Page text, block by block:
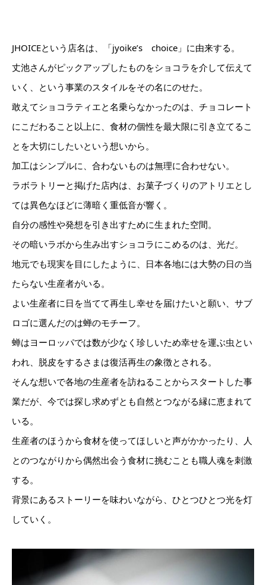
JHOICEという店名は、「jyoike’s choice」に由来する。
丈池さんがピックアップしたものをショコラを介して伝えて
いく、という事業のスタイルをその名にのせた。
敢えてショコラティエと名乗らなかったのは、チョコレート
にこだわること以上に、食材の個性を最大限に引き立てるこ
とを大切にしたいという想いから。
加工はシンプルに、合わないものは無理に合わせない。
ラボラトリーと掲げた店内は、お菓子づくりのアトリエとし
ては異色なほどに薄暗く重低音が響く。
自分の感性や発想を引き出すために生まれた空間。
その暗いラボから生み出すショコラにこめるのは、光だ。
地元でも現実を目にしたように、日本各地には大勢の日の当
たらない生産者がいる。
よい生産者に日を当てて再生し幸せを届けたいと願い、サブ
ロゴに選んだのは蝉のモチーフ。
蝉はヨーロッパでは数が少なく珍しいため幸せを運ぶ虫とい
われ、脱皮をするさまは復活再生の象徴とされる。
そんな想いで各地の生産者を訪ねることからスタートした事
業だが、今では探し求めずとも自然とつながる縁に恵まれて
いる。
生産者のほうから食材を使ってほしいと声がかかったり、人
とのつながりから偶然出会う食材に挑むことも職人魂を刺激
する。
背景にあるストーリーを味わいながら、ひとつひとつ光を灯
していく。